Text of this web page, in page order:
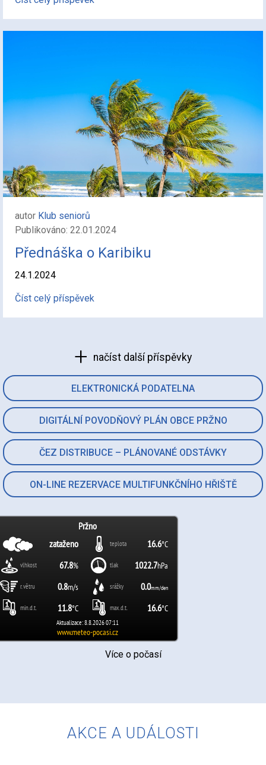
ELEKTRONICKÁ PODATELNA
DIGITÁLNÍ POVODŇOVÝ PLÁN OBCE PRŽNO
ČEZ DISTRIBUCE – PLÁNOVANÉ ODSTÁVKY
ON-LINE REZERVACE MULTIFUNKČNÍHO HŘIŠTĚ
Více o počasí
autor Klub seniorů
Publikováno: 22.01.2024
Přednáška o Karibiku
24.1.2024
Číst celý příspěvek
načíst další příspěvky
AKCE A UDÁLOSTI